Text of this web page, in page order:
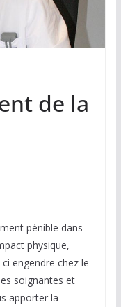
de la
pénible dans
physique,
engendre chez le
soignantes et
apporter la